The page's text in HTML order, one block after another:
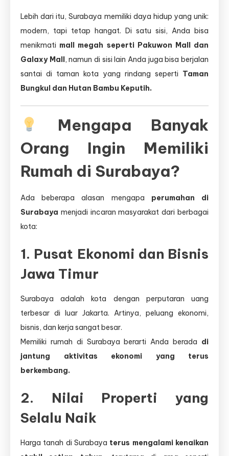
Lebih dari itu, Surabaya memiliki daya hidup yang unik:
modern, tapi tetap hangat. Di satu sisi, Anda bisa
menikmati mall megah seperti Pakuwon Mall dan
Galaxy Mall, namun di sisi lain Anda juga bisa berjalan
santai di taman kota yang rindang seperti Taman
Bungkul dan Hutan Bambu Keputih.
Mengapa Banyak
Orang Ingin Memiliki
Rumah di Surabaya?
Ada beberapa alasan mengapa perumahan di
Surabaya menjadi incaran masyarakat dari berbagai
kota:
1. Pusat Ekonomi dan Bisnis
Jawa Timur
Surabaya adalah kota dengan perputaran uang
terbesar di luar Jakarta. Artinya, peluang ekonomi,
bisnis, dan kerja sangat besar.
Memiliki rumah di Surabaya berarti Anda berada di
jantung aktivitas ekonomi yang terus
berkembang.
2. Nilai Properti yang
Selalu Naik
Harga tanah di Surabaya terus mengalami kenaikan